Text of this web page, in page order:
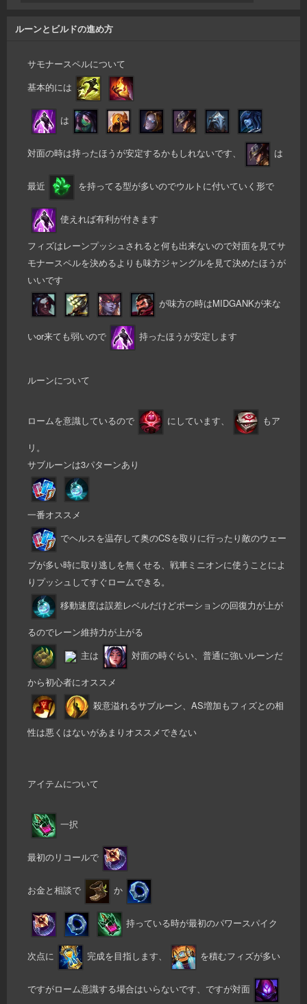
ルーンとビルドの進め方
サモナースペルについて
基本的には
は
対面の時は持ったほうが安定するかもしれないです、 は
最近 を持ってる型が多いのでウルトに付いていく形で
使えれば有利が付きます
フィズはレーンプッシュされると何も出来ないので対面を見てサ
モナースペルを決めるよりも味方ジャングルを見て決めたほうが
いいです
が味方の時はMIDGANKが来な
いor来ても弱いので 持ったほうが安定します
ルーンについて
ロームを意識しているので にしています、 もア
リ。
サブルーンは3パターンあり
一番オススメ
でヘルスを温存して奥のCSを取りに行ったり敵のウェー
ブが多い時に取り逃しを無くせる、戦車ミニオンに使うことによ
りプッシュしてすぐロームできる。
移動速度は誤差レベルだけどポーションの回復力が上が
るのでレーン維持力が上がる
主は
対面の時ぐらい、普通に強いルーンだ
から初心者にオススメ
殺意溢れるサブルーン、AS増加もフィズとの相
性は悪くはないがあまりオススメできない
アイテムについて
一択
最初のリコールで
お金と相談で か
持っている時が最初のパワースパイク
次点に 完成を目指します、 を積むフィズが多い
ですがローム意識する場合はいらないです、ですが対面